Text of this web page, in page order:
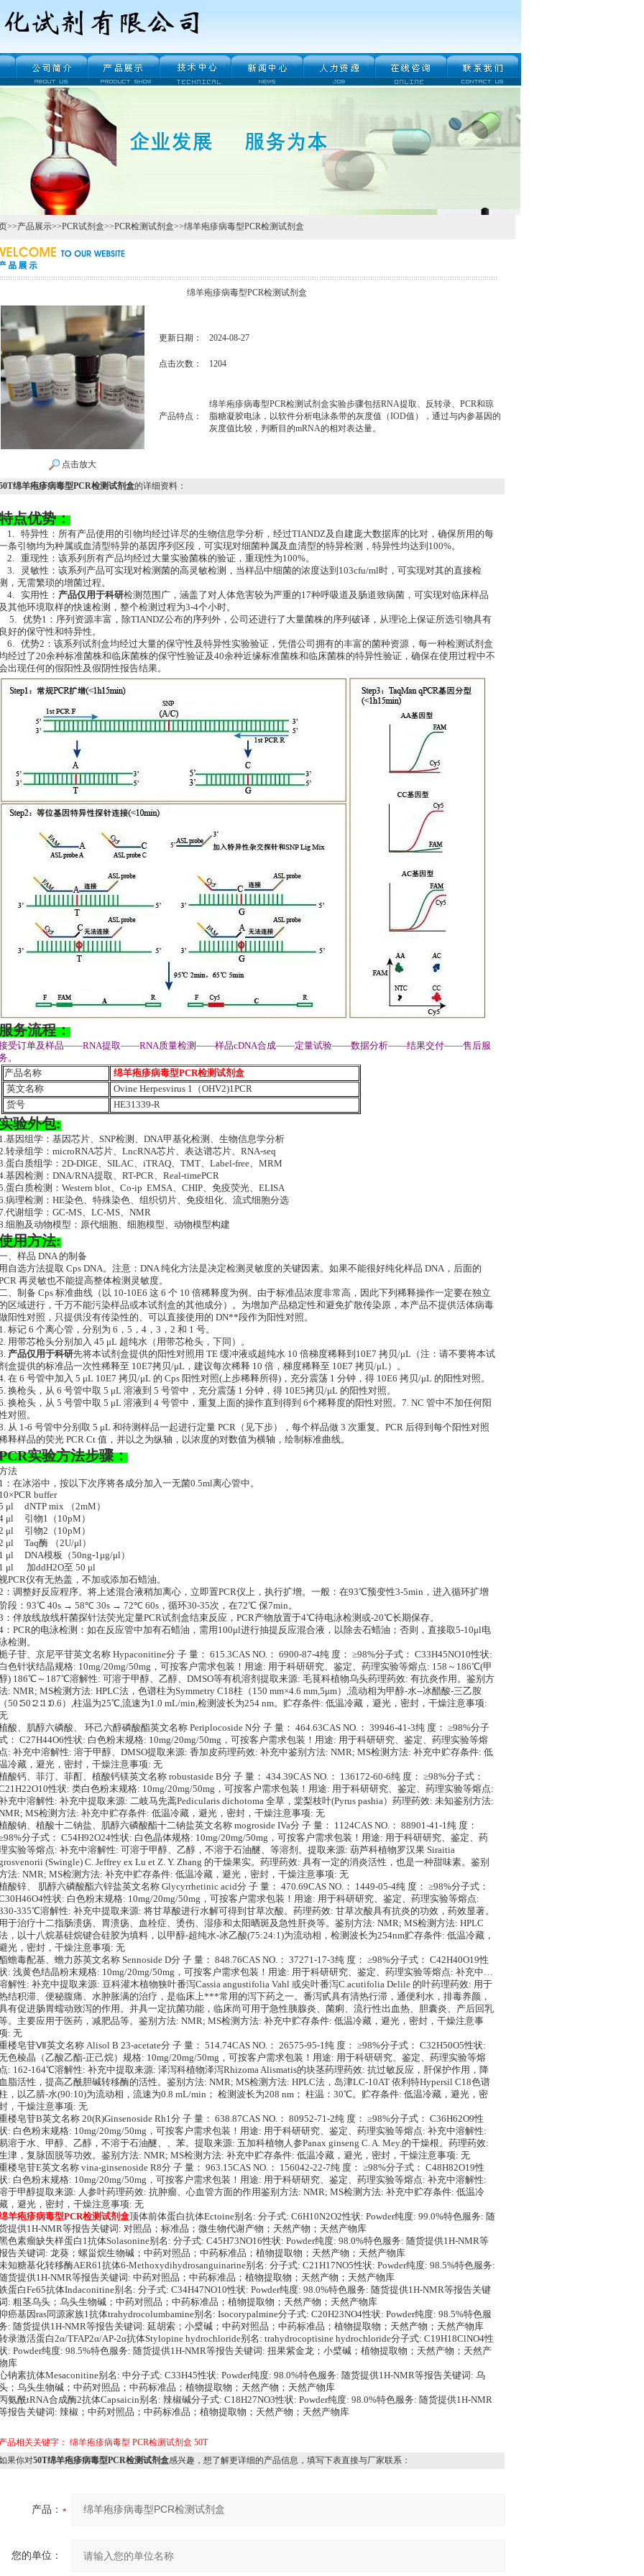
>>产品展示>>PCR试剂盒>>PCR检测试剂盒>>绵羊疱疹病毒型PCR检测试剂盒
绵羊疱疹病毒型PCR检测试剂盒
点击放大
更新日期： 2024-08-27
点击次数： 1204
产品特点：
绵羊疱疹病毒型PCR检测试剂盒实验步骤包括RNA提取、反转录、PCR和琼
脂糖凝胶电泳，以软件分析电泳条带的灰度值（IOD值），通过与内参基因的
灰度值比较，判断目的mRNA的相对表达量。
绵羊疱疹病毒型PCR检测试剂盒的详细资料：
点优势：
特异性：所有产品使用的引物均经过详尽的生物信息学分析，经过TIANDZ及自建庞大数据库的比对，确保所用的每
条引物均为种属或血清型特异的基因序列区段，可实现对细菌种属及血清型的特异检测，特异性均达到100%。
重现性：该系列所有产品均经过大量实验菌株的验证，重现性为100%。
灵敏性：该系列产品可实现对检测菌的高灵敏检测，当样品中细菌的浓度达到103cfu/ml时，可实现对其的直接检
，无需繁琐的增菌过程。
实用性： 产品仅用于科研检测范围广，涵盖了对人体危害较为严重的17种呼吸道及肠道致病菌，可实现对临床样品
其他环境取样的快速检测，整个检测过程为3-4个小时。
5. 优势1：序列资源丰富，除TIANDZ公布的序列外，公司还进行了大量菌株的序列破译，从理论上保证所选引物具有
好的保守性和特异性。
优势2：该系列试剂盒均经过大量的保守性及特异性实验验证，凭借公司拥有的丰富的菌种资源，每一种检测试剂盒
经过了20余种标准菌株和临床菌株的保守性验证及40余种近缘标准菌株和临床菌株的特异性验证，确保在使用过程中不
出现任何的假阳性及假阴性报告结果。
务流程：
受订单及样品——RNA提取——RNA质量检测——样品cDNA合成——定量试验——数据分析——结果交付——售后服
。
产品名称
绵羊疱疹病毒型PCR检测试剂盒
英文名称
Ovine Herpesvirus 1（OHV2)1PCR
货号
HE31339-R
验外包:
基因组学：基因芯片、SNP检测、DNA甲基化检测、生物信息学分析
转录组学：microRNA芯片、LncRNA芯片、表达谱芯片、RNA-seq
蛋白质组学：2D-DIGE、SILAC、iTRAQ、TMT、Label-free、MRM
基因检测：DNA/RNA提取、RT-PCR、Real-timePCR
蛋白质检测：Western blot、Co-ip EMSA、CHIP、免疫荧光、ELISA
病理检测：HE染色、特殊染色、组织切片、免疫组化、流式细胞分选
代谢组学：GC-MS、LC-MS、NMR
细胞及动物模型：原代细胞、细胞模型、动物模型构建
用方法:
、样品 DNA 的制备
自选方法提取 Cps DNA。注意：DNA 纯化方法是决定检测灵敏度的关键因素。如果不能很好纯化样品 DNA，后面的
再灵敏也不能提高整体检测灵敏度。
、制备 Cps 标准曲线（以 10-10E6 这 6 个 10 倍稀释度为例。由于标准品浓度非常高，因此下列稀释操作一定要在独立
区域进行，千万不能污染样品或本试剂盒的其他成分）。为增加产品稳定性和避免扩散传染原，本产品不提供活体病毒
阳性对照，只提供没有传染性的、可以直接使用的 DN**段作为阳性对照。
标记 6 个离心管，分别为 6，5，4，3，2 和 1 号。
用带芯枪头分别加入 45 μL 超纯水（用带芯枪头，下同）。
产品仅用于科研先将本试剂盒提供的阳性对照用 TE 缓冲液或超纯水 10 倍梯度稀释到10E7 拷贝/μL（注：请不要将本试
盒提供的标准品一次性稀释至 10E7拷贝/μL，建议每次稀释 10 倍，梯度稀释至 10E7 拷贝/μL）。
在 6 号管中加入 5 μL 10E7 拷贝/μL 的 Cps 阳性对照(上步稀释所得)，充分震荡 1 分钟，得 10E6 拷贝/μL 的阳性对照。
换枪头，从 6 号管中取 5 μL 溶液到 5 号管中，充分震荡 1 分钟，得 10E5拷贝/μL 的阳性对照。
换枪头，从 5 号管中取 5 μL 溶液到 4 号管中，重复上面的操作直到得到 6个稀释度的阳性对照。7. NC 管中不加任何阳
对照。
从 1-6 号管中分别取 5 μL 和待测样品一起进行定量 PCR（见下步），每个样品做 3 次重复。PCR 后得到每个阳性对照
释样品的荧光 PCR Ct 值，并以之为纵轴，以浓度的对数值为横轴，绘制标准曲线。
实验方法步骤：
法
：在冰浴中，按以下次序将各成分加入一无菌0.5ml离心管中。
buffer
μl dNTP mix （2mM）
μl 引物1（10pM）
μl 引物2（10pM）
μl Taq酶 （2U/μl）
μl DNA模板（50ng-1μg/μl）
μl 加ddH2O至 50 μl
PCR仪有无热盖，不加或添加石蜡油。
：调整好反应程序。将上述混合液稍加离心，立即置PCR仪上，执行扩增。一般：在93℃预变性3-5min，进入循环扩增
段：93℃ 40s → 58℃ 30s → 72℃ 60s，循环30-35次，在72℃ 保7min。
：伴放线放线杆菌探针法荧光定量PCR试剂盒结束反应，PCR产物放置于4℃待电泳检测或-20℃长期保存。
：PCR的电泳检测：如在反应管中加有石蜡油，需用100μl进行抽提反应混合液，以除去石蜡油；否则，直接取5-10μl电
检测。
子苷、京尼平苷英文名称 Hypaconitine分 子 量： 615.3CAS NO.： 6900-87-4纯 度： ≥98%分子式： C33H45NO10性状:
色针状结晶规格: 10mg/20mg/50mg，可按客户需求包装！用途: 用于科研研究、鉴定、药理实验等熔点: 158～186℃(甲
) 186℃～187℃溶解性: 可溶于甲醇、乙醇、DMSO等有机溶剂提取来源: 毛茛科植物乌头药理药效: 有抗炎作用。鉴别方
: NMR; MS检测方法: HPLC法，色谱柱为Symmetry C18柱（150 mm×4.6 mm,5μm）,流动相为甲醇-水--冰醋酸-三乙胺
50∶50∶2∶1∶0.6）,柱温为25℃,流速为1.0 mL/min,检测波长为254 nm。贮存条件: 低温冷藏，避光，密封，干燥注意事项:
酸、肌醇六磷酸、 环己六醇磷酸酯英文名称 Periplocoside N分 子 量： 464.63CAS NO.： 39946-41-3纯 度： ≥98%分子
： C27H44O6性状: 白色粉末规格: 10mg/20mg/50mg，可按客户需求包装！用途: 用于科研研究、鉴定、药理实验等熔
: 补充中溶解性: 溶于甲醇、DMSO提取来源: 香加皮药理药效: 补充中鉴别方法: NMR; MS检测方法: 补充中贮存条件: 低
冷藏，避光，密封，干燥注意事项: 无
酸钙、菲汀、菲酊、植酸钙镁英文名称 robustaside B分 子 量： 434.39CAS NO.： 136172-60-6纯 度： ≥98%分子式：
性状: 类白色粉末规格: 10mg/20mg/50mg，可按客户需求包装！用途: 用于科研研究、鉴定、药理实验等熔点:
充中溶解性: 补充中提取来源: 二岐马先蒿Pedicularis dichotoma 全草，棠梨枝叶(Pyrus pashia）药理药效: 未知鉴别方法:
MS检测方法: 补充中贮存条件: 低温冷藏，避光，密封，干燥注意事项: 无
酸钠、植酸十二钠盐、肌醇六磷酸酯十二钠盐英文名称 mogroside IVa分 子 量： 1124CAS NO.： 88901-41-1纯 度：
分子式： C54H92O24性状: 白色晶体规格: 10mg/20mg/50mg，可按客户需求包装！用途: 用于科研研究、鉴定、药
实验等熔点: 补充中溶解性: 可溶于甲醇、乙醇，不溶于石油醚、等溶剂。提取来源: 葫芦科植物罗汉果 Siraitia
(Swingle) C. Jeffrey ex Lu et Z. Y. Zhang 的干燥果实。药理药效: 具有一定的消炎活性，也是一种甜味素。鉴别
法: NMR; MS检测方法: 补充中贮存条件: 低温冷藏，避光，密封，干燥注意事项: 无
酸锌、 肌醇六磷酸酯六锌盐英文名称 Glycyrrhetinic acid分 子 量： 470.69CAS NO.： 1449-05-4纯 度： ≥98%分子式：
性状: 白色粉末规格: 10mg/20mg/50mg，可按客户需求包装！用途: 用于科研研究、鉴定、药理实验等熔点:
335℃溶解性: 补充中提取来源: 将甘草酸进行水解可得到甘草次酸。药理药效: 甘草次酸具有抗炎的功效，药效显著。
于治疗十二指肠溃疡、胃溃疡、血栓症、烫伤、湿疹和太阳晒斑及急性肝炎等。鉴别方法: NMR; MS检测方法: HPLC
，以十八烷基硅烷键合硅胶为填料，以甲醇-超纯水-冰乙酸(75:24:1)为流动相，检测波长为254nm贮存条件: 低温冷藏，
光，密封，干燥注意事项: 无
蟾毒配基、蟾力苏英文名称 Sennoside D分 子 量： 848.76CAS NO.： 37271-17-3纯 度： ≥98%分子式： C42H40O19性
: 浅黄色结晶粉末规格: 10mg/20mg/50mg，可按客户需求包装！用途: 用于科研研究、鉴定、药理实验等熔点: 补充中…
解性: 补充中提取来源: 豆科灌木植物狭叶番泻Cassia angustifolia Vahl 或尖叶番泻C.acutifolia Delile 的叶药理药效: 用于
结积滞、便秘腹痛、水肿胀满的治疗，是临床上***常用的泻下药之一。番泻甙具有清热行滞，通便利水，排毒养颜，
有促进肠胃蠕动致泻的作用。并具一定抗菌功能，临床尚可用于急性胰腺炎、菌痢、流行性出血热、胆囊炎、产后回乳
。主要应用于医药，减肥品等。鉴别方法: NMR; MS检测方法: 补充中贮存条件: 低温冷藏，避光，密封，干燥注意事
: 无
楼皂苷Ⅶ英文名称 Alisol B 23-acetate分 子 量： 514.74CAS NO.： 26575-95-1纯 度： ≥98%分子式： C32H50O5性状:
色棱晶（乙酸乙酯-正己烷）规格: 10mg/20mg/50mg，可按客户需求包装！用途: 用于科研研究、鉴定、药理实验等熔
: 162-164℃溶解性: 补充中提取来源: 泽泻科植物泽泻Rhizoma Alismatis的块茎药理药效: 抗过敏反应，肝保护作用，降
脂活性，提高乙酰胆碱转移酶的活性。鉴别方法: NMR; MS检测方法: HPLC法，岛津LC-10AT 依利特Hypersil C18色谱
，以乙腈-水(90:10)为流动相，流速为0.8 mL/min； 检测波长为208 nm； 柱温：30℃。贮存条件: 低温冷藏，避光，密
，干燥注意事项: 无
楼皂苷B英文名称 20(R)Ginsenoside Rh1分 子 量： 638.87CAS NO.： 80952-71-2纯 度： ≥98%分子式： C36H62O9性
: 白色粉末规格: 10mg/20mg/50mg，可按客户需求包装！用途: 用于科研研究、鉴定、药理实验等熔点: 补充中溶解性:
溶于水、甲醇、乙醇，不溶于石油醚、、苯。提取来源: 五加科植物人参Panax ginseng C. A. Mey.的干燥根。药理药效:
津，复脉固脱等功效。鉴别方法: NMR; MS检测方法: 补充中贮存条件: 低温冷藏，避光，密封，干燥注意事项: 无
楼皂苷E英文名称 vina-ginsenoside R8分 子 量： 963.15CAS NO.： 156042-22-7纯 度： ≥98%分子式： C48H82O19性
: 白色粉末规格: 10mg/20mg/50mg，可按客户需求包装！用途: 用于科研研究、鉴定、药理实验等熔点: 补充中溶解性:
于甲醇提取来源: 人参叶药理药效: 抗肿瘤、心血管方面的作用鉴别方法: NMR; MS检测方法: 补充中贮存条件: 低温冷
，避光，密封，干燥注意事项: 无
羊疱疹病毒型PCR检测试剂盒顶体前体蛋白抗体Ectoine别名: 分子式: C6H10N2O2性状: Powder纯度: 99.0%特色服务: 随
提供1H-NMR等报告关键词: 对照品；标准品；微生物代谢产物；天然产物；天然产物库
色素瘤缺失样蛋白1抗体Solasonine别名: 分子式: C45H73NO16性状: Powder纯度: 98.0%特色服务: 随货提供1H-NMR等
告关键词: 龙葵；螺甾烷生物碱；中药对照品；中药标准品；植物提取物；天然产物；天然产物库
知糖基化转移酶AER61抗体6-Methoxydihydrosanguinarine别名: 分子式: C21H17NO5性状: Powder纯度: 98.5%特色服务:
货提供1H-NMR等报告关键词: 中药对照品；中药标准品；植物提取物；天然产物；天然产物库
蛋白Fe65抗体Indaconitine别名: 分子式: C34H47NO10性状: Powder纯度: 98.0%特色服务: 随货提供1H-NMR等报告关键
: 粗茎乌头；乌头生物碱；中药对照品；中药标准品；植物提取物；天然产物；天然产物库
癌基因ras同源家族1抗体trahydrocolumbamine别名: Isocorypalmine分子式: C20H23NO4性状: Powder纯度: 98.5%特色服
: 随货提供1H-NMR等报告关键词: 延胡索；小檗碱；中药对照品；中药标准品；植物提取物；天然产物；天然产物库
录激活蛋白2α/TFAP2α/AP-2α抗体Stylopine hydrochloride别名: trahydrocoptisine hydrochloride分子式: C19H18ClNO4性
: Powder纯度: 98.5%特色服务: 随货提供1H-NMR等报告关键词: 扭果紫金龙；小檗碱；植物提取物；天然产物；天然产
库
钠素抗体Mesaconitine别名: 中分子式: C33H45性状: Powder纯度: 98.0%特色服务: 随货提供1H-NMR等报告关键词: 乌
；乌头生物碱；中药对照品；中药标准品；植物提取物；天然产物；天然产物库
氨酰tRNA合成酶2抗体Capsaicin别名: 辣椒碱分子式: C18H27NO3性状: Powder纯度: 98.0%特色服务: 随货提供1H-NMR
报告关键词: 辣椒；中药对照品；中药标准品；植物提取物；天然产物；天然产物库
品相关关键字： 绵羊疱疹病毒型 PCR检测试剂盒 50T
你对50T绵羊疱疹病毒型PCR检测试剂盒感兴趣，想了解更详细的产品信息，填写下表直接与厂家联系：
产品：
您的单位：